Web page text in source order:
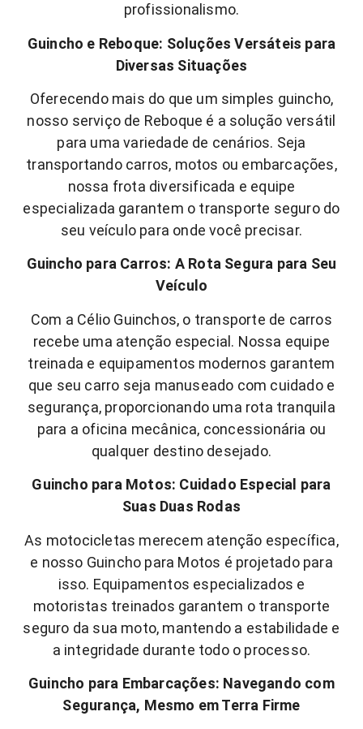
profissionalismo.
Guincho e Reboque: Soluções Versáteis para
Diversas Situações
Oferecendo mais do que um simples guincho,
nosso serviço de Reboque é a solução versátil
para uma variedade de cenários. Seja
transportando carros, motos ou embarcações,
nossa frota diversificada e equipe
especializada garantem o transporte seguro do
seu veículo para onde você precisar.
Guincho para Carros: A Rota Segura para Seu
Veículo
Com a Célio Guinchos, o transporte de carros
recebe uma atenção especial. Nossa equipe
treinada e equipamentos modernos garantem
que seu carro seja manuseado com cuidado e
segurança, proporcionando uma rota tranquila
para a oficina mecânica, concessionária ou
qualquer destino desejado.
Guincho para Motos: Cuidado Especial para
Suas Duas Rodas
As motocicletas merecem atenção específica,
e nosso Guincho para Motos é projetado para
isso. Equipamentos especializados e
motoristas treinados garantem o transporte
seguro da sua moto, mantendo a estabilidade e
a integridade durante todo o processo.
Guincho para Embarcações: Navegando com
Segurança, Mesmo em Terra Firme